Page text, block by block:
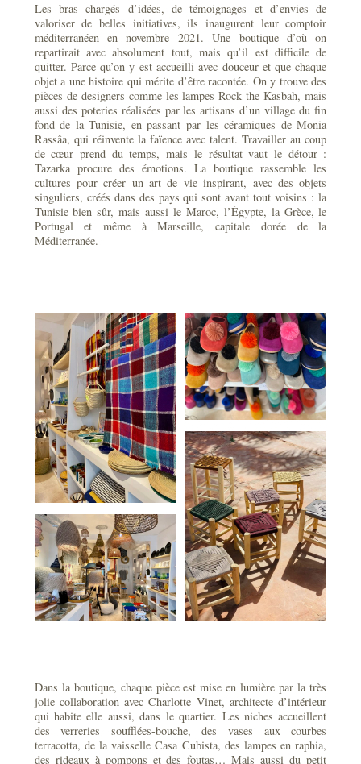
Les bras chargés d’idées, de témoignages et d’envies de
valoriser de belles initiatives, ils inaugurent leur comptoir
méditerranéen en novembre 2021. Une boutique d’où on
repartirait avec absolument tout, mais qu’il est difficile de
quitter. Parce qu’on y est accueilli avec douceur et que chaque
objet a une histoire qui mérite d’être racontée. On y trouve des
pièces de designers comme les lampes Rock the Kasbah, mais
aussi des poteries réalisées par les artisans d’un village du fin
fond de la Tunisie, en passant par les céramiques de Monia
Rassâa, qui réinvente la faïence avec talent. Travailler au coup
de cœur prend du temps, mais le résultat vaut le détour :
Tazarka procure des émotions. La boutique rassemble les
cultures pour créer un art de vie inspirant, avec des objets
singuliers, créés dans des pays qui sont avant tout voisins : la
Tunisie bien sûr, mais aussi le Maroc, l’Égypte, la Grèce, le
Portugal et même à Marseille, capitale dorée de la
Méditerranée.
Dans la boutique, chaque pièce est mise en lumière par la très
jolie collaboration avec Charlotte Vinet, architecte d’intérieur
qui habite elle aussi, dans le quartier. Les niches accueillent
des verreries soufflées-bouche, des vases aux courbes
terracotta, de la vaisselle Casa Cubista, des lampes en raphia,
des rideaux à pompons et des foutas… Mais aussi du petit